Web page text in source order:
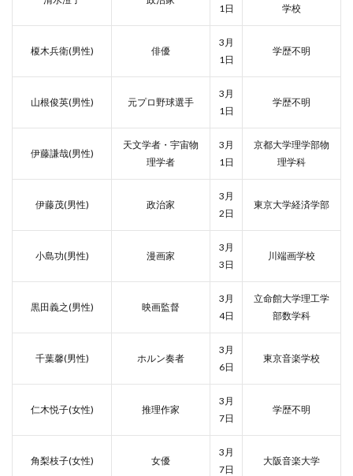
1日 学校
榎木兵衛(男性) 俳優
3月
1日
学歴不明
山根俊英(男性) 元プロ野球選手
3月
1日
学歴不明
伊藤謙哉(男性)
天文学者・宇宙物
理学者
3月
1日
京都大学理学部物
理学科
伊藤茂(男性) 政治家
3月
2日
東京大学経済学部
小島功(男性) 漫画家
3月
3日
川端画学校
黒田義之(男性) 映画監督
3月
4日
立命館大学理工学
部数学科
千葉馨(男性) ホルン奏者
3月
6日
東京音楽学校
仁木悦子(女性) 推理作家
3月
7日
学歴不明
角梨枝子(女性) 女優
3月
7日
大阪音楽大学